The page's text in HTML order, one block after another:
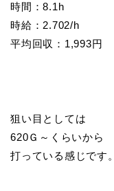
時間：8.1h
時給：2.702/h
平均回収：1,993円
狙い目としては
620Ｇ～くらいから
打っている感じです。